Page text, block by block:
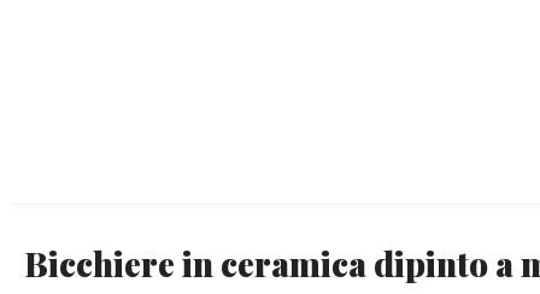
Bicchiere in ceramica dipinto a